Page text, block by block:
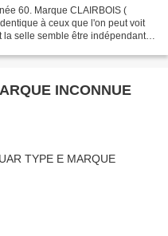
60. Marque CLAIRBOIS (
à ceux que l'on peut voit
la selle semble être indépendante.
INCONNUE